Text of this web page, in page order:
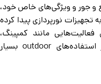
و جور و ویژگی‌های خاص خود،
تجهیزات نورپردازی پیدا کرده
مانند کمپینگ،
کوهنوردی، شکار، تعمیرات و سایر استفاده‌های outdoor بسیار